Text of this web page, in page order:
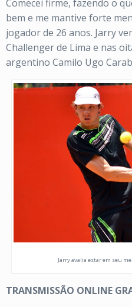
Comecei firme, fazendo o
bem e me mantive forte
jogador de 26 anos. Jarry
Challenger de Lima e nas
argentino Camilo Ugo
Jarry avalia estar em seu
TRANSMISSÃO ONLINE